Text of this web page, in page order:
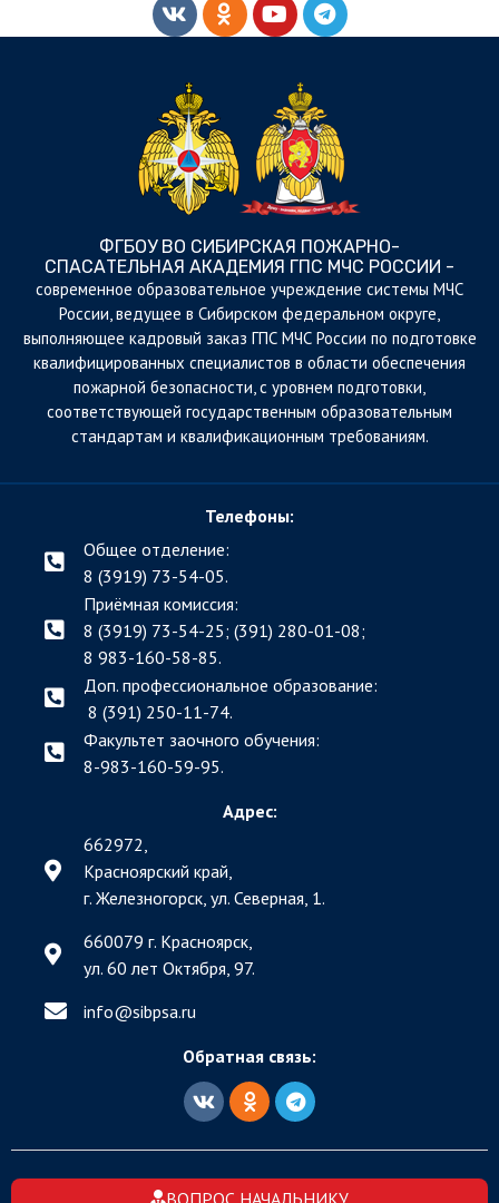
ФГБОУ ВО СИБИРСКАЯ ПОЖАРНО-
СПАСАТЕЛЬНАЯ АКАДЕМИЯ ГПС МЧС РОССИИ -
cовременное образовательное учреждение системы МЧС
России, ведущее в Сибирском федеральном округе,
выполняющее кадровый заказ ГПС МЧС России по подготовке
квалифицированных специалистов в области обеспечения
пожарной безопасности, с уровнем подготовки,
соответствующей государственным образовательным
стандартам и квалификационным требованиям.
Телефоны:
Общее отделение:
8 (3919) 73-54-05.
Приёмная комиссия:
8 (3919) 73-54-25; (391) 280-01-08;
8 983-160-58-85.
Доп. профессиональное образование:
8 (391) 250-11-74.
Факультет заочного обучения:
8-983-160-59-95.
Адрес:
662972,
Красноярский край,
г. Железногорск, ул. Северная, 1.
660079 г. Красноярск,
ул. 60 лет Октября, 97.
info@sibpsa.ru
Обратная связь:
ВОПРОС НАЧАЛЬНИКУ